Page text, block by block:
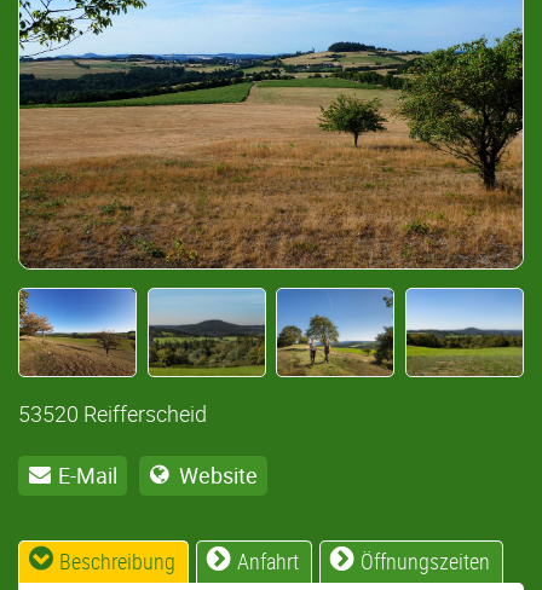
53520 Reifferscheid
E-Mail Website
Beschreibung Anfahrt Öffnungszeiten